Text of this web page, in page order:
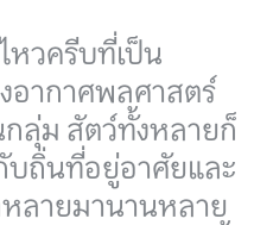
หวครีบที่เป็น
ากาศพลศาสตร์
ลุ่ม สัตว์ทั้งหลายก็
บถิ่นที่อยู่อาศัยและ
ลายมานานหลาย